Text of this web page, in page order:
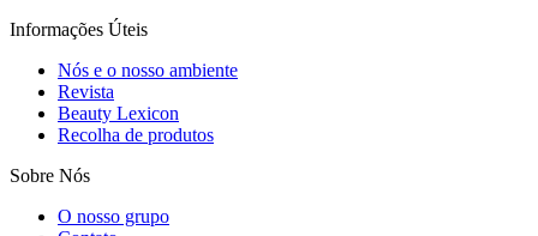
Informações Úteis
Nós e o nosso ambiente
Revista
Beauty Lexicon
Recolha de produtos
Sobre Nós
O nosso grupo